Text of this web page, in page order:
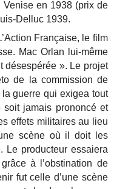
Venise en 1938 (prix de
Delluc 1939.
Française, le film
Mac Orlan lui-même
désespérée ». Le projet
de la commission de
guerre qui exigea tout
jamais prononcé et
effets militaires au lieu
scène où il doit les
Le producteur essaiera
à l’obstination de
fut celle d’une scène